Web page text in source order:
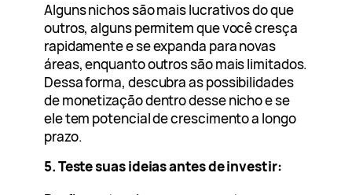
Alguns nichos são mais lucrativos do que
outros, alguns permitem que você cresça
rapidamente e se expanda para novas
áreas, enquanto outros são mais limitados.
Dessa forma, descubra as possibilidades
de monetização dentro desse nicho e se
ele tem potencial de crescimento a longo
prazo.
5. Teste suas ideias antes de investir: